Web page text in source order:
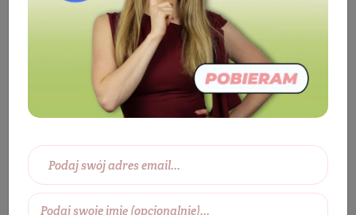
Serum kojące z beta-glukanem DERMOSOPHY